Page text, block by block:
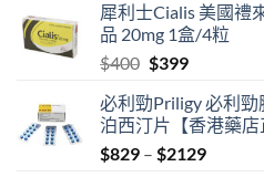
was:
$600.
is:
$480.
犀利士Cialis 美國禮
品 20mg 1盒/4粒
$400 Original
was:
$400.
$399Current
is:
$399.
必利勁Priligy 必利
泊西汀片【香港藥店
$829 – $2129Price